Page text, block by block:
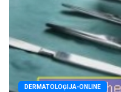
DERMATOLOĢIJA-ONLINE